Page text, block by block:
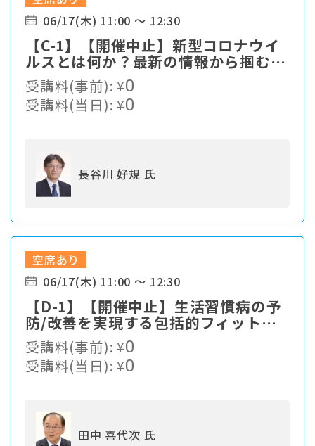
06/17(木) 11:00 ～ 12:30
【C-1】【開催中止】新型コロナウイ
ルスとは何か？最新の情報から掴む対
策最前線
受講料(事前):¥0
受講料(当日):¥0
長谷川 好規 氏
空席あり
06/17(木) 11:00 ～ 12:30
【D-1】【開催中止】生活習慣病の予
防/改善を実現する包括的フィットネ
スプログラム
受講料(事前):¥0
受講料(当日):¥0
田中 喜代次 氏